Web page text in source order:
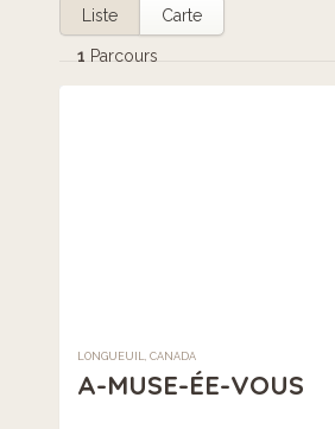
Liste Carte
1 Parcours
LONGUEUIL, CANADA
A-MUSE-ÉE-VOUS